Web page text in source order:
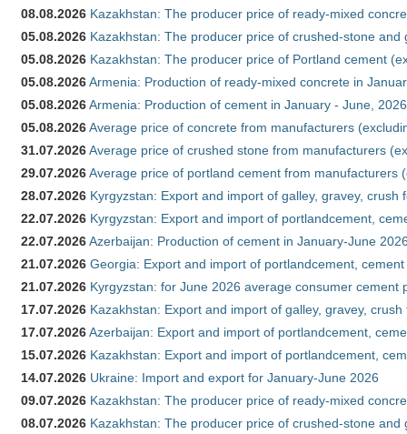
08.08.2026 Kazakhstan: The producer price of ready-mixed
05.08.2026 Kazakhstan: The producer price of crushed-stone and
05.08.2026 Kazakhstan: The producer price of Portland cement
05.08.2026Armenia: Production of ready-mixed concrete in
05.08.2026Armenia: Production of cement in January - June, 2026
05.08.2026Average price of concrete from manufacturers
31.07.2026Average price of crushed stone from manufacturers
29.07.2026Average price of portland cement from manufacturers
28.07.2026 Kyrgyzstan: Export and import of galley, gravey,
22.07.2026 Kyrgyzstan: Export and import of portlandcement,
22.07.2026Azerbaijan: Production of cement in January-June
21.07.2026 Georgia: Export and import of portlandcement,
21.07.2026 Kyrgyzstan: for June 2026 average consumer cement
17.07.2026 Kazakhstan: Export and import of galley, gravey,
17.07.2026Azerbaijan: Export and import of portlandcement,
15.07.2026 Kazakhstan: Export and import of portlandcement,
14.07.2026 Ukraine: Import and export for January-June 2026
09.07.2026 Kazakhstan: The producer price of ready-mixed
08.07.2026 Kazakhstan: The producer price of crushed-stone and